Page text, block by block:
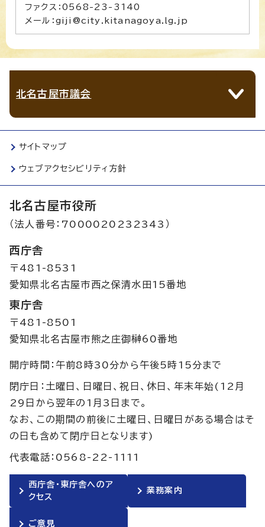
ファクス：0568-23-3140
メール：giji@city.kitanagoya.lg.jp
北名古屋市議会
サイトマップ
ウェブアクセシビリティ方針
北名古屋市役所
（法人番号：7000020232343）
西庁舎
〒481-8531
愛知県北名古屋市西之保清水田15番地
東庁舎
〒481-8501
愛知県北名古屋市熊之庄御榊60番地
開庁時間：午前8時30分から午後5時15分まで
閉庁日：土曜日、日曜日、祝日、休日、年末年始(12月
29日から翌年の1月3日まで。
なお、この期間の前後に土曜日、日曜日がある場合はそ
の日も含めて閉庁日となります)
代表電話：0568-22-1111
西庁舎・東庁舎へのア
クセス
業務案内
ご意見